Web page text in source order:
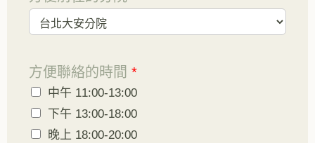
方便聯絡的時間 *
中午 11:00-13:00
下午 13:00-18:00
晚上 18:00-20:00